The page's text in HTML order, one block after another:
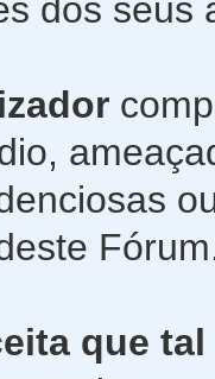
dos seus
que